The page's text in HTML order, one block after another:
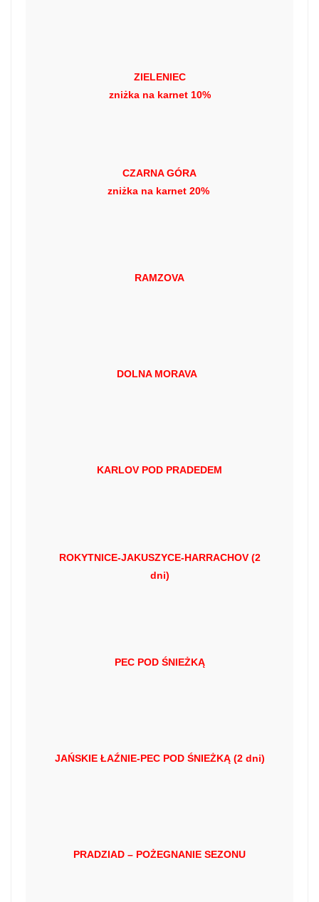
ZIELENIEC
zniżka na karnet 10%
CZARNA GÓRA
zniżka na karnet 20%
RAMZOVA
DOLNA MORAVA
KARLOV POD PRADEDEM
ROKYTNICE-JAKUSZYCE-HARRACHOV (2
dni)
PEC POD ŚNIEŻKĄ
JAŃSKIE ŁAŹNIE-PEC POD ŚNIEŻKĄ (2 dni)
PRADZIAD – POŻEGNANIE SEZONU